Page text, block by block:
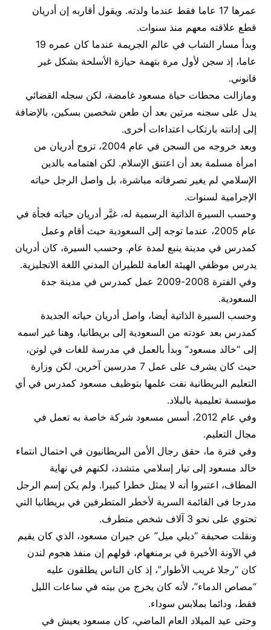
عمرها 17 عاما فقط عندما ولدته. ويقول أقاربه إن أدريان
قطع علاقته معهم منذ سنوات.
وبدأ مسار الشاب في عالم الجريمة عندما كان عمره 19
عاما، إذ سجن لأول مرة بتهمة حيازة الأسلحة بشكل غير
قانوني.
ومازالت محطات حياة مسعود غامضة، لكن سجله القضائي
يدل على سجنه مرتين بعد أن طعن شخصين بسكين، بالإضافة
إلى إدانته بارتكاب اعتداءات أخرى.
وبعد خروجه من السجن في عام 2004، تزوج أدريان من
امرأة مسلمة بعد أن اعتنق الإسلام. لكن اهتمامه بالدين
الإسلامي لم يغير تصرفاته مباشرة، بل واصل الرجل حياته
الإجرامية لسنوات.
وحسب السيرة الذاتية الرسمية له، غيَّر أدريان حياته فجأة في
عام 2005، عندما توجه إلى السعودية حيث أقام وعمل
كمدرس في مدينة ينبع لمدة عام. وحسب السيرة، كان أدريان
يدرس موظفي الهيئة العامة للطيران المدني اللغة الانجليزية.
وفي الفترة 2008-2009 عمل كمدرس في مدينة جدة
السعودية.
وحسب السيرة الذاتية أيضا، واصل أدريان حياته الجديدة
كمدرس بعد عودته من السعودية إلى بريطانيا، وهنا غير اسمه
إلى “خالد مسعود” وبدأ بالعمل في مدرسة للغات في لوتن،
حيث كان يشرف على عمل 7 مدرسين آخرين. لكن وزارة
التعليم البريطانية نفت علمها بتوظيف مسعود كمدرس في أي
مؤسسة تعليمية بالبلاد.
وفي عام 2012، أسس مسعود شركة خاصة به تعمل في
مجال التعليم.
وفي فترة ما، حقق رجال الأمن البريطانيون في احتمال انتماء
خالد مسعود إلى تيار إسلامي متشدد، لكنهم في نهاية
المطاف، اعتبروا أنه لا يمثل خطرا كبيرا. ولم يكن إسم الرجل
مدرجا فى القائمة السرية لأخطر المتطرفين في بريطانيا التي
تحتوي على نحو 3 آلاف شخص متطرف.
ونقلت صحيفة “ديلي ميل” عن جيران مسعود، الذي كان يقيم
في الآونة الأخيرة في برمنغهام، قولهم إن منفذ هجوم لندن
كان “رجلا غريب الأطوار”، إذ كان الناس يطلقون عليه
“مصاص الدماء”، لأنه كان يخرج من بيته في ساعات الليل
فقط، ودائما بملابس سوداء.
وحتى عيد الميلاد العام الماضي، كان مسعود يعيش في